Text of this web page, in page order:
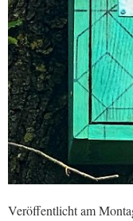
Veröffentlicht am